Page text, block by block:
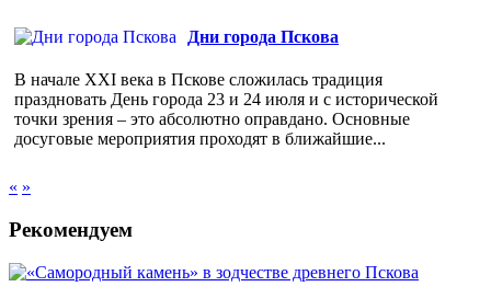
Дни города Пскова
В начале XXI века в Пскове сложилась традиция
праздновать День города 23 и 24 июля и с исторической
точки зрения – это абсолютно оправдано. Основные
досуговые мероприятия проходят в ближайшие...
« »
Рекомендуем